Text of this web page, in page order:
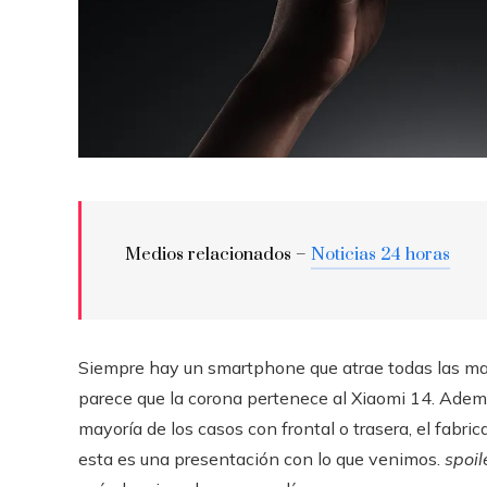
Medios relacionados – Noticias 24 horas
Siempre hay un smartphone que atrae todas las
parece que la corona pertenece al Xiaomi 14.
mayoría de los casos con frontal o trasera, el
esta es una presentación con lo que venimos.